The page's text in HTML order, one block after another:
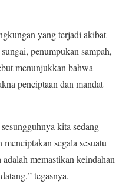
yang terjadi akibat
penumpukan sampah,
menunjukkan bahwa
penciptaan dan mandat
kita sedang
segala sesuatu
memastikan keindahan
tegasnya.